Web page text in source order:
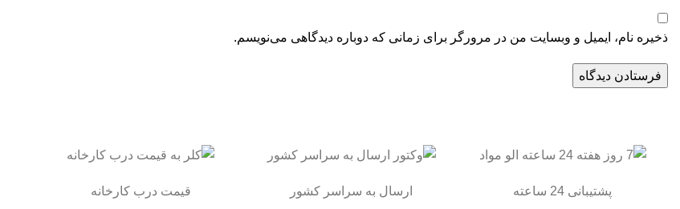
ذخیره نام، ایمیل و وبسایت من در مرورگر برای زمانی که دوباره دیدگاهی می‌نویسم.
پشتیبانی 24 ساعته ارسال به سراسر کشور قیمت درب کارخانه